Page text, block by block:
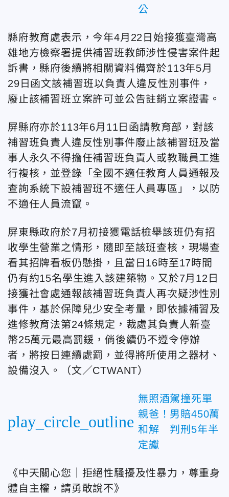
公
縣府教育處表示，今年4月22日始接獲臺灣高
雄地方檢察署提供補習班教師涉性侵害案件起
訴書，縣府後續將相關資料備齊於113年5月
29日函文該補習班以負責人違反性別事件，
廢止該補習班立案許可並公告註銷立案證書。
屏縣府亦於113年6月11日函請教育部，對該
補習班負責人違反性別事件廢止該補習班及當
事人永久不得擔任補習班負責人或教職員工進
行複核，並登錄「全國不適任教育人員通報及
查詢系統下設補習班不適任人員專區」，以防
不適任人員流竄。
屏東縣政府於7月初接獲電話檢舉該班仍有招
收學生營業之情形，隨即至該班查核，現場查
看其招牌看板仍懸掛，且當日16時至17時間
仍有約15名學生進入該建築物。又於7月12日
接獲社會處通報該補習班負責人再次疑涉性別
事件，基於保障兒少安全考量，即依據補習及
進修教育法第24條規定，裁處其負責人新臺
幣25萬元最高罰鍰，倘後續仍不遵令停辦
者，將按日連續處罰，並得將所使用之器材、
設備沒入。（文／CTWANT）
play_circle_outline
無照酒駕撞死單
親爸！男賠450萬
和解 判刑5年半
定讞
《中天關心您｜拒絕性騷擾及性暴力，尊重身
體自主權，請勇敢說不》